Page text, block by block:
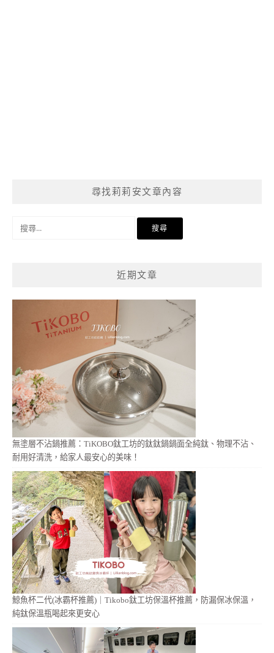
尋找莉莉安文章內容
近期文章
無塗層不沾鍋推薦：TiKOBO鈦工坊的鈦鈦鍋鍋面全純鈦、物理不沾、
耐用好清洗，給家人最安心的美味！
鯨魚杯二代(冰霸杯推薦)｜Tikobo鈦工坊保溫杯推薦，防漏保冰保溫，
純鈦保溫瓶喝起來更安心